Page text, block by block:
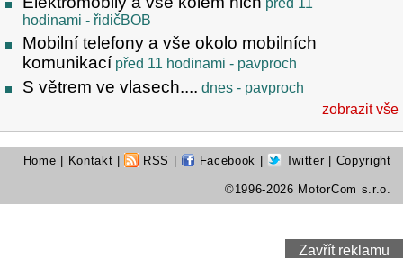
před 11
hodinami - řidičBOB
Mobilní telefony a vše okolo mobilních
komunikací před 11 hodinami - pavproch
S větrem ve vlasech.... dnes - pavproch
zobrazit vše
Home | Kontakt | RSS | Facebook | Twitter | Copyright
©1996-2026 MotorCom s.r.o.
Zavřít reklamu